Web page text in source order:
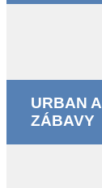
URBAN
ZÁBAVY